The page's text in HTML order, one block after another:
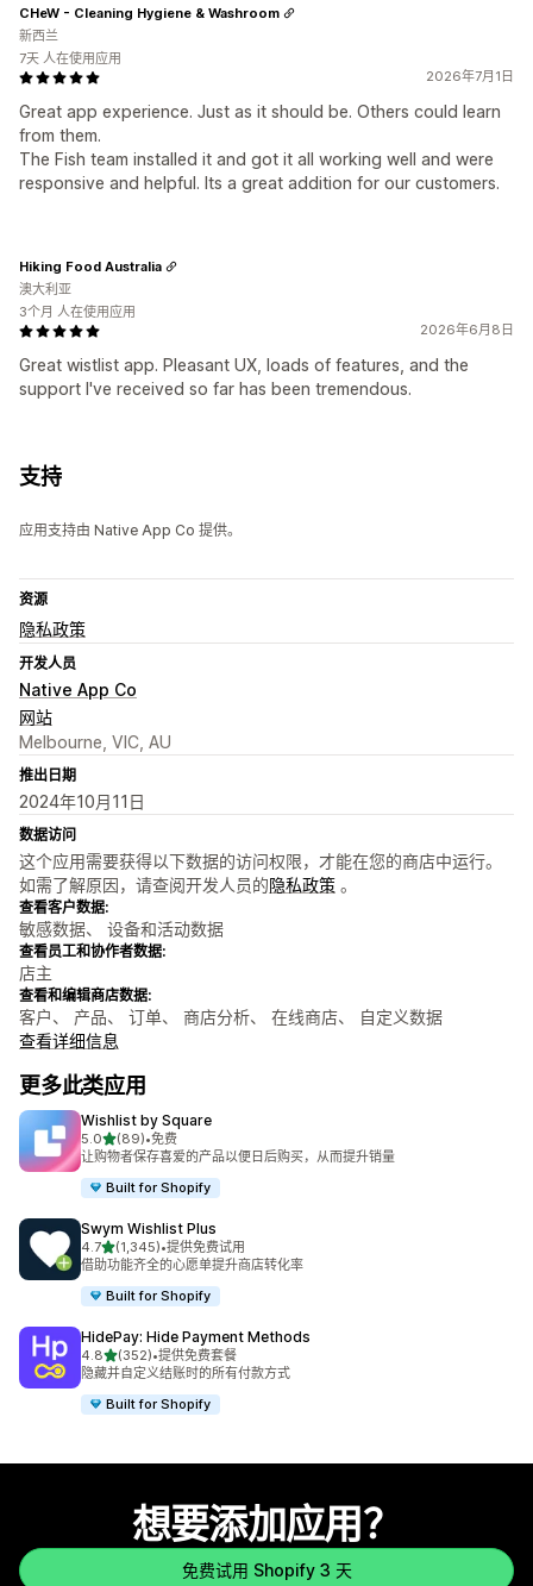
2026年7月1日
Great app experience. Just as it should be. Others could learn
from them.
The Fish team installed it and got it all working well and were
responsive and helpful. Its a great addition for our customers.
CHeW - Cleaning Hygiene & Washroom
新西兰
7天 人在使用应用
2026年6月8日
Great wistlist app. Pleasant UX, loads of features, and the
support I've received so far has been tremendous.
Hiking Food Australia
澳大利亚
3个月 人在使用应用
支持
应用支持由 Native App Co 提供。
资源
隐私政策
开发人员
Native App Co
网站
Melbourne, VIC, AU
推出日期
2024年10月11日
数据访问
这个应用需要获得以下数据的访问权限，才能在您的商店中运行。
如需了解原因，请查阅开发人员的隐私政策 。
查看客户数据:
敏感数据、 设备和活动数据
查看员工和协作者数据:
店主
查看和编辑商店数据:
客户、 产品、 订单、 商店分析、 在线商店、 自定义数据
查看详细信息
更多此类应用
Wishlist by Square
5.0星（满分 5 星）
(89)
总共 89 条评论
•免费
让购物者保存喜爱的产品以便日后购买，从而提升销量
Built for Shopify
Swym Wishlist Plus
4.7星（满分 5 星）
(1,345)
总共 1345 条评论
•提供免费试用
借助功能齐全的心愿单提升商店转化率
Built for Shopify
HidePay: Hide Payment Methods
4.8星（满分 5 星）
(352)
总共 352 条评论
•提供免费套餐
隐藏并自定义结账时的所有付款方式
Built for Shopify
想要添加应用？
免费试用 Shopify 3 天